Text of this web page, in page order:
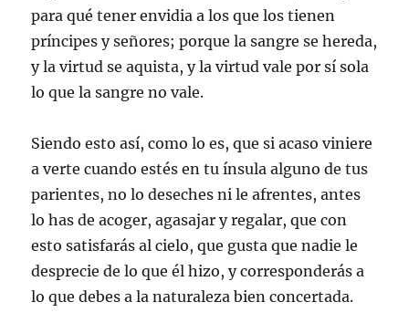
para qué tener envidia a los que los tienen
príncipes y señores; porque la sangre se hereda,
y la virtud se aquista, y la virtud vale por sí sola
lo que la sangre no vale.
Siendo esto así, como lo es, que si acaso viniere
a verte cuando estés en tu ínsula alguno de tus
parientes, no lo deseches ni le afrentes, antes
lo has de acoger, agasajar y regalar, que con
esto satisfarás al cielo, que gusta que nadie le
desprecie de lo que él hizo, y corresponderás a
lo que debes a la naturaleza bien concertada.